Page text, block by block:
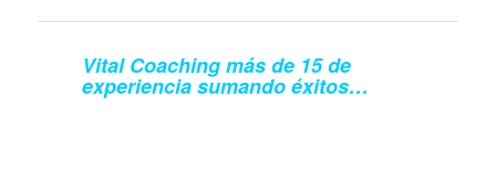
Vital Coaching más de 15 de
experiencia sumando éxitos…